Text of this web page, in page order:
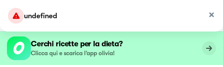
undefined
Cerchi ricette per la dieta?
Clicca qui e scarica l’app olivia!